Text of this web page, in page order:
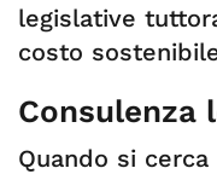
legislative
costo
Consulenza
Quando si